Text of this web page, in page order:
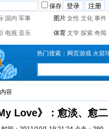
保存
国内 军事 图片 女性 文化 事件
电视 音乐 体育 文学 探索 奇闻
热门搜索： 网页游戏 火箭
容
Love》：愈淡、愈